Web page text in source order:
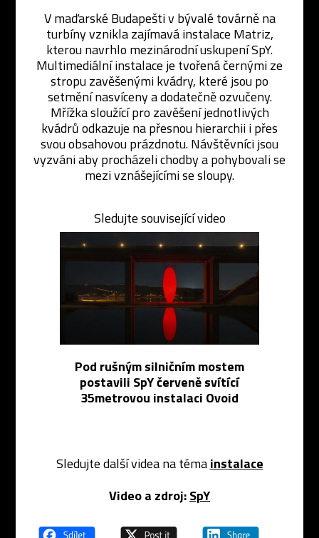
V maďarské Budapešti v bývalé továrně na
turbíny vznikla zajímavá instalace Matriz,
kterou navrhlo mezinárodní uskupení SpY.
Multimediální instalace je tvořená černými ze
stropu zavěšenými kvádry, které jsou po
setmění nasvíceny a dodatečně ozvučeny.
Mřížka sloužící pro zavěšení jednotlivých
kvádrů odkazuje na přesnou hierarchii i přes
svou obsahovou prázdnotu. Návštěvníci jsou
vyzváni aby procházeli chodby a pohybovali se
mezi vznášejícími se sloupy.
Sledujte související video
Pod rušným silničním mostem
postavili SpY červeně svítící
35metrovou instalaci Ovoid
Sledujte další videa na témainstalace
Video a zdroj:SpY